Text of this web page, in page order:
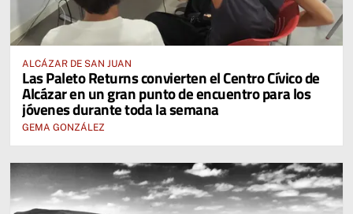
ALCÁZAR DE SAN JUAN
Las Paleto Returns convierten el Centro Cívico de
Alcázar en un gran punto de encuentro para los
jóvenes durante toda la semana
GEMA GONZÁLEZ